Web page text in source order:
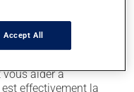
à un
produit est la cause
qu'il soit
vous aider à
effectivement la
Accept All